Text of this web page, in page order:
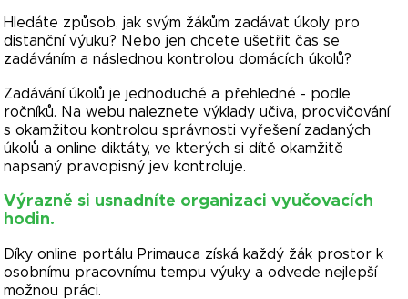
Hledáte způsob, jak svým žákům zadávat úkoly pro
distanční výuku? Nebo jen chcete ušetřit čas se
zadáváním a následnou kontrolou domácích úkolů?
Zadávání úkolů je jednoduché a přehledné - podle
ročníků. Na webu naleznete výklady učiva, procvičování
s okamžitou kontrolou správnosti vyřešení zadaných
úkolů a online diktáty, ve kterých si dítě okamžitě
napsaný pravopisný jev kontroluje.
Výrazně si usnadníte organizaci vyučovacích
hodin.
Díky online portálu Primauca získá každý žák prostor k
osobnímu pracovnímu tempu výuky a odvede nejlepší
možnou práci.